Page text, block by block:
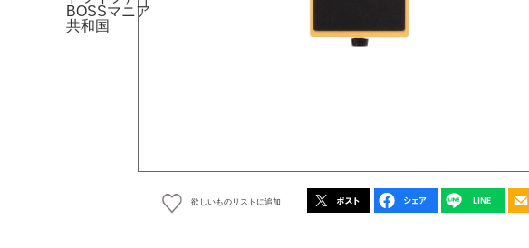
欲しいものリストに追加